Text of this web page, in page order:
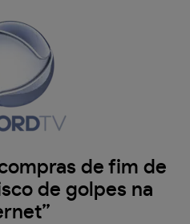
de fim de
de golpes na